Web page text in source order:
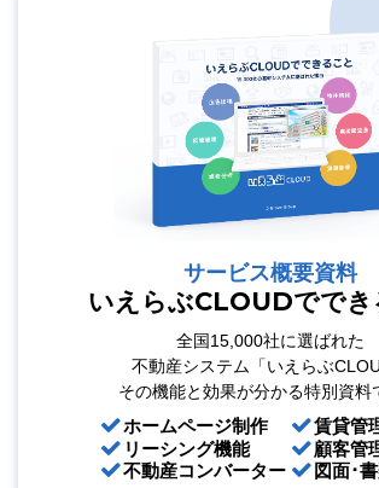
サービス概要資料
いえらぶCLOUDででき
全国15,000社に選ばれた
不動産システム「いえらぶ
その機能と効果が分かる特別資料
ホームページ制作
リーシング機能
不動産コンバーター
賃貸管
顧客管
図面･